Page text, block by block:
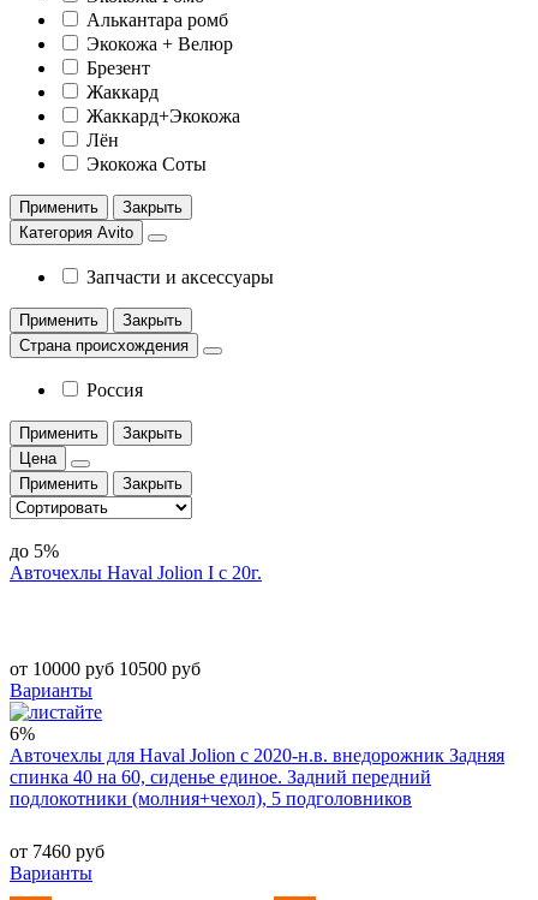
Алькантара ромб
Экокожа + Велюр
Брезент
Жаккард
Жаккард+Экокожа
Лён
Экокожа Соты
Применить
Закрыть
Категория Avito
Запчасти и аксессуары
Применить
Закрыть
Страна происхождения
Россия
Применить
Закрыть
Цена
Применить
Закрыть
до 5%
Авточехлы Haval Jolion I с 20г.
от 10000 руб 10500 руб
Варианты
6%
Авточехлы для Haval Jolion с 2020-н.в. внедорожник Задняя
спинка 40 на 60, сиденье единое. Задний передний
подлокотники (молния+чехол), 5 подголовников
от 7460 руб
Варианты